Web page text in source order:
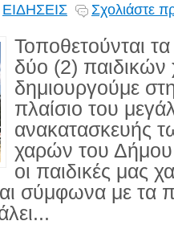
ΕΙΔΗΣΕΙΣ Σχολιάστε
Τοποθετούνται
δύο (2)
δημιουργούμε
πλαίσιο του
ανακατασκευής
χαρών του
οι παιδικές μας
σύμφωνα με τα